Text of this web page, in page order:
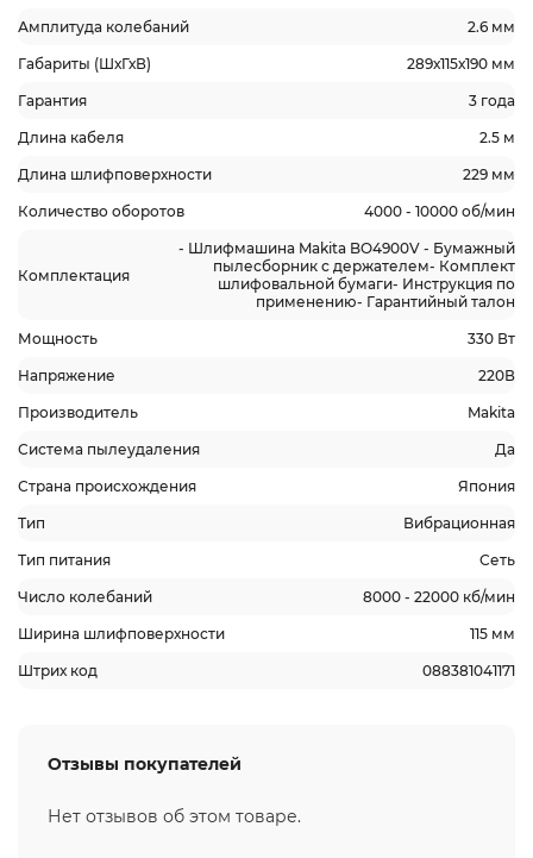
Амплитуда колебаний 2.6 мм
Габариты (ШхГхВ) 289х115х190 мм
Гарантия 3 года
Длина кабеля 2.5 м
Длина шлифповерхности 229 мм
Количество оборотов 4000 - 10000 об/мин
Комплектация
- Шлифмашина Makita BO4900V - Бумажный
пылесборник с держателем- Комплект
шлифовальной бумаги- Инструкция по
применению- Гарантийный талон
Мощность 330 Вт
Напряжение 220В
Производитель Makita
Система пылеудаления Да
Страна происхождения Япония
Тип Вибрационная
Тип питания Сеть
Число колебаний 8000 - 22000 кб/мин
Ширина шлифповерхности 115 мм
Штрих код 088381041171
Отзывы покупателей
Нет отзывов об этом товаре.